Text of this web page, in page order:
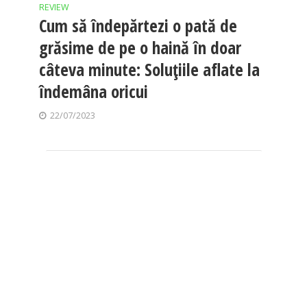
REVIEW
Cum să îndepărtezi o pată de
grăsime de pe o haină în doar
câteva minute: Soluțiile aflate la
îndemâna oricui
22/07/2023